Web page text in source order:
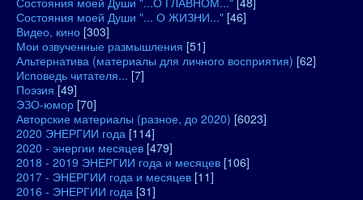
Состояния моей Души "... О ЖИЗНИ..." [46]
Видео, кино [303]
Мои озвученные размышления [51]
Альтернатива (материалы для личного восприятия) [62]
Исповедь читателя... [7]
Поэзия [49]
ЭЗО-юмор [70]
Авторские материалы (разное, до 2020) [6023]
2020 ЭНЕРГИИ года [114]
2020 - энергии месяцев [479]
2018 - 2019 ЭНЕРГИИ года и месяцев [106]
2017 - ЭНЕРГИИ года и месяцев [11]
2016 - ЭНЕРГИИ года [31]